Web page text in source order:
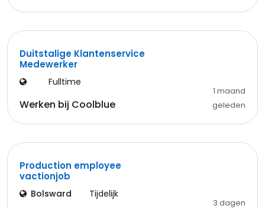
Duitstalige Klantenservice
Medewerker
Fulltime
Werken bij Coolblue
1 maand
geleden
Production employee
vactionjob
Bolsward Tijdelijk
3 dagen